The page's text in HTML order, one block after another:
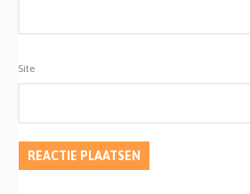
Site